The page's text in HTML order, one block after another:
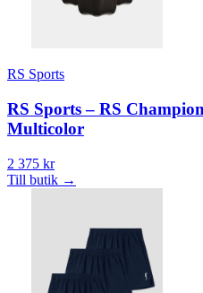
RS Sports
RS Sports – RS
Multicolor
2 375 kr
Till butik →